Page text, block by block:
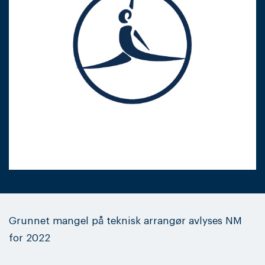
Grunnet mangel på teknisk arrangør avlyses NM
for 2022